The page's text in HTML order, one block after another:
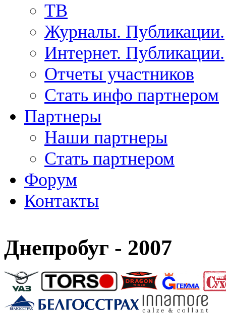
ТВ
Журналы. Публикации.
Интернет. Публикации.
Отчеты участников
Стать инфо партнером
Партнеры
Наши партнеры
Стать партнером
Форум
Контакты
Днепробуг - 2007